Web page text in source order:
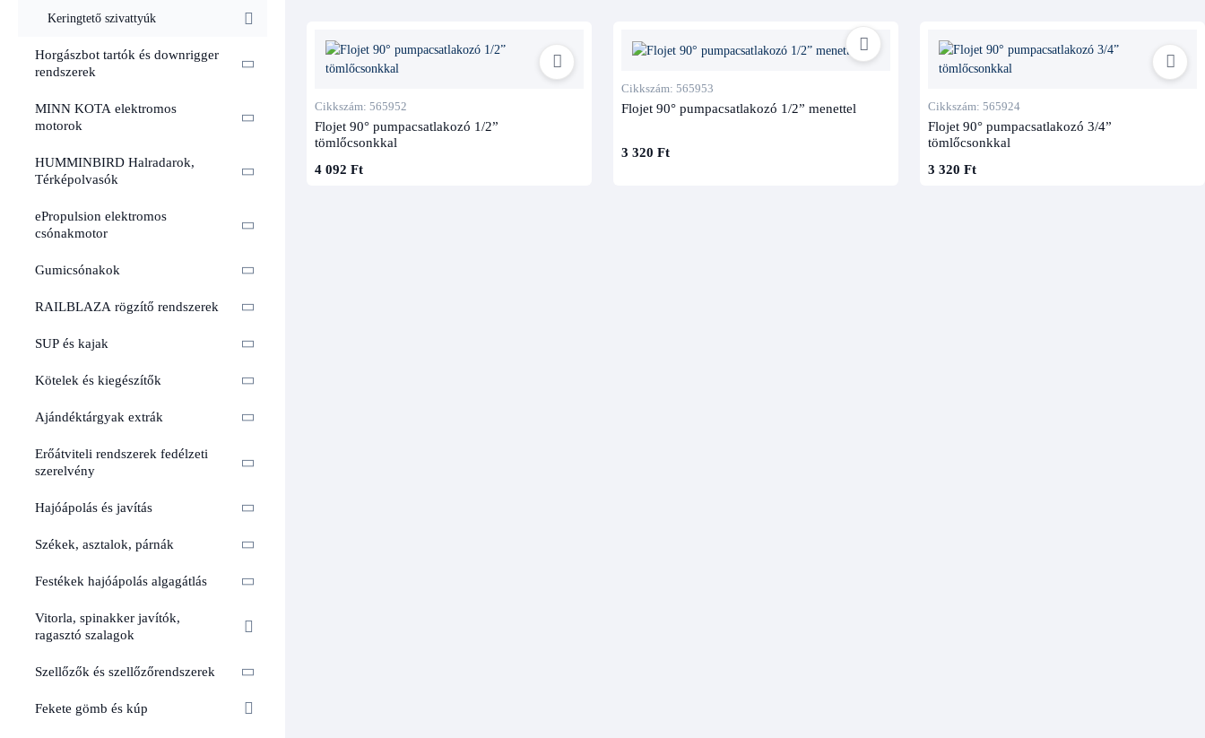
Keringtető szivattyúk
Horgászbot tartók és downrigger
rendszerek
MINN KOTA elektromos
motorok
HUMMINBIRD Halradarok,
Térképolvasók
ePropulsion elektromos
csónakmotor
Gumicsónakok
RAILBLAZA rögzítő rendszerek
SUP és kajak
Kötelek és kiegészítők
Ajándéktárgyak extrák
Erőátviteli rendszerek fedélzeti
szerelvény
Hajóápolás és javítás
Székek, asztalok, párnák
Festékek hajóápolás algagátlás
Vitorla, spinakker javítók,
ragasztó szalagok
Szellőzők és szellőzőrendszerek
Fekete gömb és kúp
Cikkszám: 565952
Flojet 90° pumpacsatlakozó 1/2”
tömlőcsonkkal
4 092 Ft
Cikkszám: 565953
Flojet 90° pumpacsatlakozó 1/2” menettel
3 320 Ft
Cikkszám: 565924
Flojet 90° pumpacsatlakozó 3/4”
tömlőcsonkkal
3 320 Ft